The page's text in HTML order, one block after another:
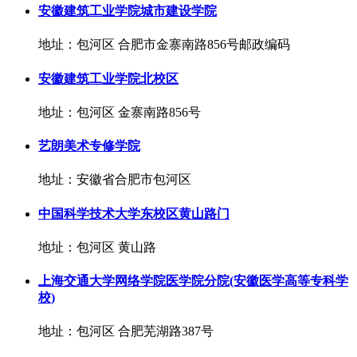
安徽建筑工业学院城市建设学院
地址：包河区 合肥市金寨南路856号邮政编码
安徽建筑工业学院北校区
地址：包河区 金寨南路856号
艺朗美术专修学院
地址：安徽省合肥市包河区
中国科学技术大学东校区黄山路门
地址：包河区 黄山路
上海交通大学网络学院医学院分院(安徽医学高等专科学
校)
地址：包河区 合肥芜湖路387号